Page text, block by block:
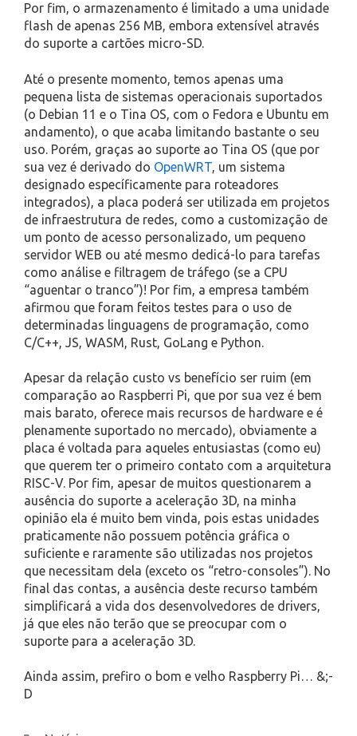
Por fim, o armazenamento é limitado a uma unidade
flash de apenas 256 MB, embora extensível através
do suporte a cartões micro-SD.
Até o presente momento, temos apenas uma
pequena lista de sistemas operacionais suportados
(o Debian 11 e o Tina OS, com o Fedora e Ubuntu em
andamento), o que acaba limitando bastante o seu
uso. Porém, graças ao suporte ao Tina OS (que por
sua vez é derivado do OpenWRT , um sistema
designado específicamente para roteadores
integrados), a placa poderá ser utilizada em projetos
de infraestrutura de redes, como a customização de
um ponto de acesso personalizado, um pequeno
servidor WEB ou até mesmo dedicá-lo para tarefas
como análise e filtragem de tráfego (se a CPU
“aguentar o tranco”)! Por fim, a empresa também
afirmou que foram feitos testes para o uso de
determinadas linguagens de programação, como
C/C++, JS, WASM, Rust, GoLang e Python.
Apesar da relação custo vs benefício ser ruim (em
comparação ao Raspberri Pi, que por sua vez é bem
mais barato, oferece mais recursos de hardware e é
plenamente suportado no mercado), obviamente a
placa é voltada para aqueles entusiastas (como eu)
que querem ter o primeiro contato com a arquitetura
RISC-V. Por fim, apesar de muitos questionarem a
ausência do suporte a aceleração 3D, na minha
opinião ela é muito bem vinda, pois estas unidades
praticamente não possuem potência gráfica o
suficiente e raramente são utilizadas nos projetos
que necessitam dela (exceto os “retro-consoles”). No
final das contas, a ausência deste recurso também
simplificará a vida dos desenvolvedores de drivers,
já que eles não terão que se preocupar com o
suporte para a aceleração 3D.
Ainda assim, prefiro o bom e velho Raspberry Pi… &;-
D